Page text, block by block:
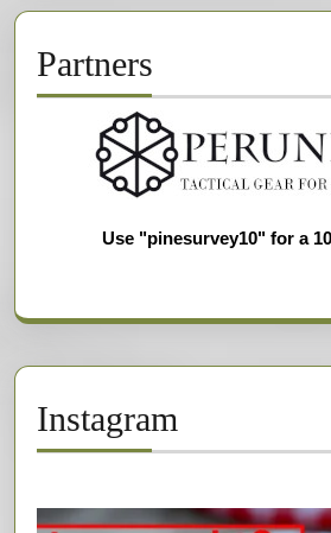
Partners
Use "pinesurvey10" for a
Instagram